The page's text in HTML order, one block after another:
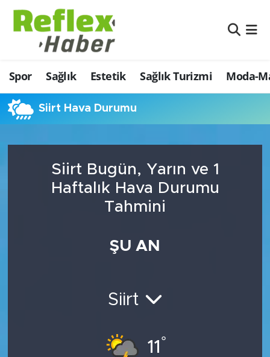
Spor Sağlık Estetik Sağlık Turizmi Moda-
Siirt Hava Durumu
Siirt Bugün, Yarın ve 1
Haftalık Hava Durumu
Tahmini
ŞU AN
Siirt
11 °
Eğitim
Estetik
Firmalardan
İş ve Ekonomi
Moda-Magazin-Eğlence
Nöbetçi Eczaneler
Hava Durumu
Namaz Vakitleri
Şampiyonlar Ligi Puan Durumu ve Fikstür
Tüm Manşetler